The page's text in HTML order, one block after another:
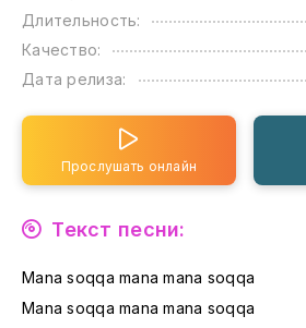
Длительность:
Качество:
Дата релиза:
Прослушать онлайн
Текст песни:
Mana soqqa mana mana soqqa
Mana soqqa mana mana soqqa